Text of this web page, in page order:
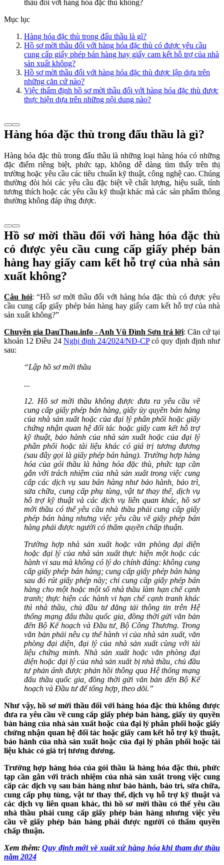
Mục lục
Hàng hóa đặc thù trong đấu thầu là gì?
Hồ sơ mời thầu đối với hàng hóa đặc thù có được yêu cầu
cung cấp giấy phép bán hàng hay giấy cam kết hỗ trợ của nhà
sản xuất không?
Hồ sơ mời thầu đối với hàng hóa đặc thù được lập dựa trên
những căn cứ nào?
Việc thẩm định hồ sơ mời thầu đối với hàng hóa đặc thù được
thực hiện dựa trên những nội dung nào?
Hàng hóa đặc thù trong đấu thầu là gì?
Hàng hóa đặc thù trong đấu thầu là những loại hàng hóa có những
đặc điểm riêng biệt, phức tạp, không dễ dàng tìm thấy trên thị
trường hoặc yêu cầu các tiêu chuẩn kỹ thuật, công nghệ cao. Chúng
thường đòi hỏi các yêu cầu đặc biệt về chất lượng, hiệu suất, tính
tương thích hoặc các yêu cầu kỹ thuật khác mà các sản phẩm thông
thường không đáp ứng được.
Hồ sơ mời thầu đối với hàng hóa đặc thù
có được yêu cầu cung cấp giấy phép bán
hàng hay giấy cam kết hỗ trợ của nhà sản
xuất không?
Câu hỏi: “Hồ sơ mời thầu đối với hàng hóa đặc thù có được yêu
cầu cung cấp giấy phép bán hàng hay giấy cam kết hỗ trợ của nhà
sản xuất không?”
Chuyên gia DauThau.info - Anh Vũ Đình Sơn trả lời: Căn cứ tại
khoản 12 Điều 24 Nghị định 24/2024/NĐ-CPcó quy định định như
sau:
“Lập hồ sơ mời thầu
...
12. Hồ sơ mời thầu không được đưa ra yêu cầu về
cung cấp giấy phép bán hàng, giấy ủy quyền bán hàng
của nhà sản xuất hoặc của đại lý phân phối hoặc giấy
chứng nhận quan hệ đối tác hoặc giấy cam kết hỗ trợ
kỹ thuật, bảo hành của nhà sản xuất hoặc của đại lý
phân phối hoặc tài liệu khác có giá trị tương đương
(sau đây gọi là giấy phép bán hàng). Trường hợp hàng
hóa của gói thầu là hàng hóa đặc thù, phức tạp cần
gắn với trách nhiệm của nhà sản xuất trong việc cung
cấp các dịch vụ sau bán hàng như bảo hành, bảo trì,
sửa chữa, cung cấp phụ tùng, vật tư thay thế, dịch vụ
hỗ trợ kỹ thuật và các dịch vụ liên quan khác, hồ sơ
mời thầu có thể yêu cầu nhà thầu phải cung cấp giấy
phép bán hàng nhưng việc yêu cầu về giấy phép bán
hàng phải được người có thẩm quyền chấp thuận.
Trường hợp nhà sản xuất hoặc văn phòng đại diện
hoặc đại lý của nhà sản xuất thực hiện một hoặc các
hành vi sau mà không có lý do chính đáng: không cung
cấp giấy phép bán hàng; cung cấp giấy phép bán hàng
sau đó rút giấy phép này; chỉ cung cấp giấy phép bán
hàng cho một hoặc một số nhà thầu làm hạn chế cạnh
tranh; thực hiện các hành vi hạn chế cạnh tranh khác
thì nhà thầu, chủ đầu tư đăng tải thông tin trên Hệ
thống mạng đấu thầu quốc gia, đồng thời gửi văn bản
đến Bộ Kế hoạch và Đầu tư, Bộ Công Thương. Trong
văn bản phải nêu cụ thể hành vi của nhà sản xuất, văn
phòng đại diện, đại lý của nhà sản xuất cùng với tài
liệu chứng minh. Nhà sản xuất hoặc văn phòng đại
diện hoặc đại lý của nhà sản xuất bị nhà thầu, chủ đầu
tư phản ánh được phản hồi thông qua Hệ thống mạng
đấu thầu quốc gia, đồng thời gửi văn bản đến Bộ Kế
hoạch và Đầu tư để tổng hợp, theo dõi.”
Như vậy, hồ sơ mời thầu đối với hàng hóa đặc thù không được
đưa ra yêu cầu về cung cấp giấy phép bán hàng, giấy ủy quyền
bán hàng của nhà sản xuất hoặc của đại lý phân phối hoặc giấy
chứng nhận quan hệ đối tác hoặc giấy cam kết hỗ trợ kỹ thuật,
bảo hành của nhà sản xuất hoặc của đại lý phân phối hoặc tài
liệu khác có giá trị tương đương.
Trường hợp hàng hóa của gói thầu là hàng hóa đặc thù, phức
tạp cần gắn với trách nhiệm của nhà sản xuất trong việc cung
cấp các dịch vụ sau bán hàng như bảo hành, bảo trì, sửa chữa,
cung cấp phụ tùng, vật tư thay thế, dịch vụ hỗ trợ kỹ thuật và
các dịch vụ liên quan khác, thì hồ sơ mời thầu có thể yêu cầu
nhà thầu phải cung cấp giấy phép bán hàng nhưng việc yêu
cầu về giấy phép bán hàng phải được người có thẩm quyền
chấp thuận.
Xem thêm:Quy định mới về xuất xứ hàng hóa khi tham dự thầu
năm 2024